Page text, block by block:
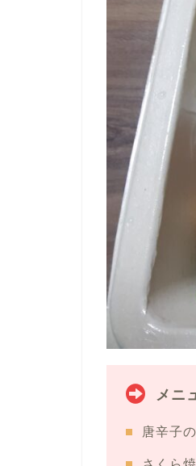
メニ
唐辛子